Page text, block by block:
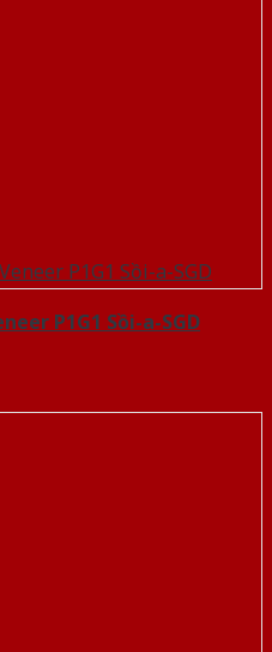
P1G1 Sồi-a-SGD